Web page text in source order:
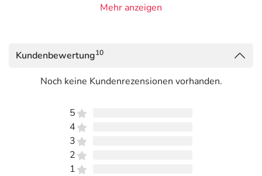
ein Heilbestreben des Körpers darstellt.
78467 Konstanz
PDF des Beipackzettels
herunterladen.
Mehr anzeigen
Kundenbewertung10
Noch keine Kundenrezensionen vorhanden.
5
4
3
2
1